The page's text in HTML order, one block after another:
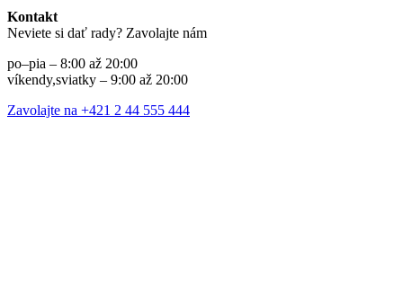
Kontakt
Neviete si dať rady? Zavolajte nám
po–pia – 8:00 až 20:00
víkendy,sviatky – 9:00 až 20:00
Zavolajte na +421 2 44 555 444